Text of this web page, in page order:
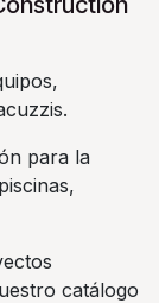
para la
catálogo